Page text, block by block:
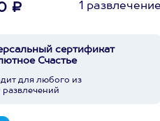
₽ 1
сертификат
Счастье
для любого из